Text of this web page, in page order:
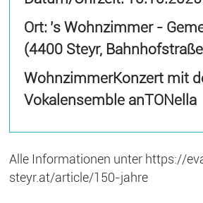
Ort: 's Wohnzimmer -
(4400 Steyr,
WohnzimmerKonzert mit
Vokalensemble anTONella
Alle Informationen unter https://
steyr.at/article/150-jahre